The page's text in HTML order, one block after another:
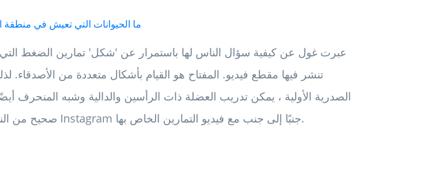
ما الحيوانات التي تعيش في منطقة
عبرت غول عن كيفية سؤال الناس لها باستمرار عن 'شكل' تمارين الضغط
تنشر فيها مقطع فيديو. المفتاح هو القيام بأشكال متعددة من الأصدقاء.
الصدرية الأولية ، يمكن تدريب العضلة ذات الرأسين والدالية وشبه المنحرف
صحيح من الناحية الفنية ، كتبت على Instagram جنبًا إلى جنب مع فيديو التمارين الخاص بها.